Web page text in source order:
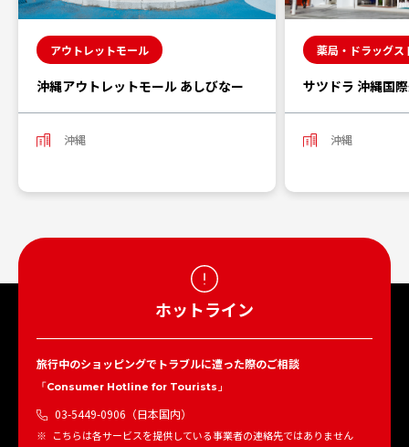
アウトレットモール
沖縄アウトレットモール あしびなー
沖縄
薬局・ドラッグス
サツドラ 沖縄国
沖縄
ホットライン
旅行中のショッピングでトラブルに遭った際のご相談
「Consumer Hotline for Tourists」
03-5449-0906（日本国内）
こちらは各サービスを提供している事業者の連絡先ではありません